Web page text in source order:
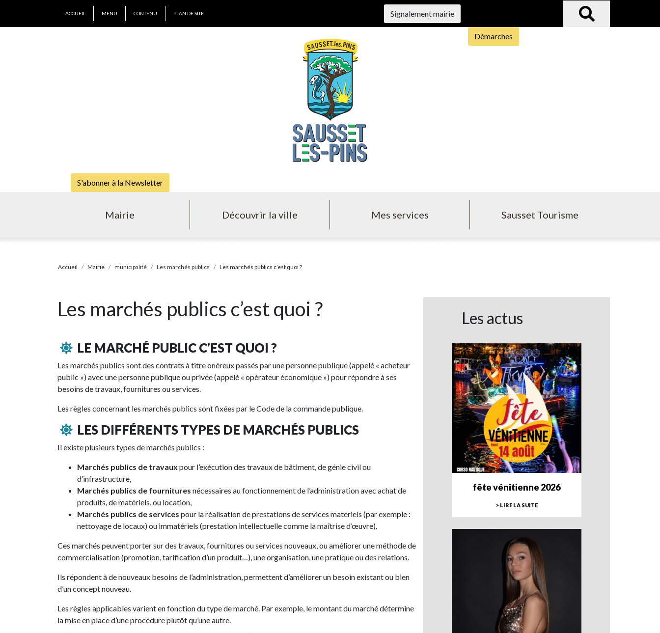
ACCUEIL MENU CONTENU PLAN DE SITE Signalement mairie
Démarches
S'abonner à la Newsletter
Mairie Découvrir la ville Mes services Sausset Tourisme
Accueil Mairie municipalité Les marchés publics Les marchés publics c’est quoi ?
Les marchés publics c’est quoi ?
LE MARCHÉ PUBLIC C’EST QUOI ?
Les marchés publics sont des contrats à titre onéreux passés par une personne publique (appelé « acheteur
public ») avec une personne publique ou privée (appelé « opérateur économique ») pour répondre à ses
besoins de travaux, fournitures ou services.
Les règles concernant les marchés publics sont fixées par le Code de la commande publique.
LES DIFFÉRENTS TYPES DE MARCHÉS PUBLICS
Il existe plusieurs types de marchés publics :
Marchés publics de travaux pour l’exécution des travaux de bâtiment, de génie civil ou
d’infrastructure,
Marchés publics de fournitures nécessaires au fonctionnement de l’administration avec achat de
produits, de matériels, ou location,
Marchés publics de services pour la réalisation de prestations de services matériels (par exemple :
nettoyage de locaux) ou immatériels (prestation intellectuelle comme la maîtrise d’œuvre).
Ces marchés peuvent porter sur des travaux, fournitures ou services nouveaux, ou améliorer une méthode de
commercialisation (promotion, tarification d’un produit…), une organisation, une pratique ou des relations.
Ils répondent à de nouveaux besoins de l’administration, permettent d’améliorer un besoin existant ou bien
d’un concept nouveau.
Les règles applicables varient en fonction du type de marché. Par exemple, le montant du marché détermine
la mise en place d’une procédure plutôt qu’une autre.
Les actus
fête vénitienne 2026
> LIRE LA SUITE